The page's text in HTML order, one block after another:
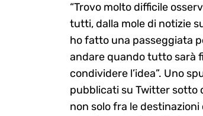
“Trovo molto difficile
tutti, dalla mole di notizie
ho fatto una passeggiata
andare quando tutto sarà
condividere l’idea”. Uno
pubblicati su Twitter sotto
non solo fra le